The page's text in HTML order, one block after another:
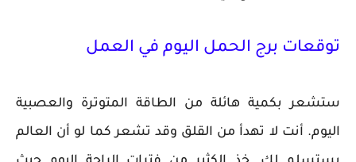
توقعات برج الحمل اليوم في العمل
ستشعر بكمية هائلة من الطاقة المتوترة والعصبية
اليوم. أنت لا تهدأ من القلق وقد تشعر كما لو أن العالم